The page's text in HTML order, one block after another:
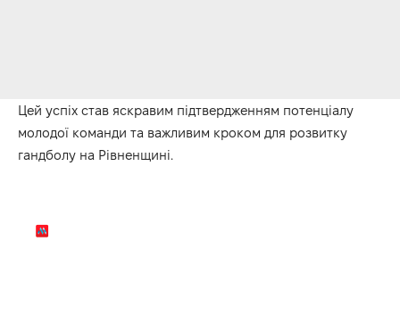
Цей успіх став яскравим підтвердженням потенціалу
молодої команди та важливим кроком для розвитку
гандболу на Рівненщині.